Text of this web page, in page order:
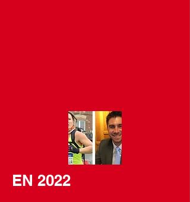
EN 2022